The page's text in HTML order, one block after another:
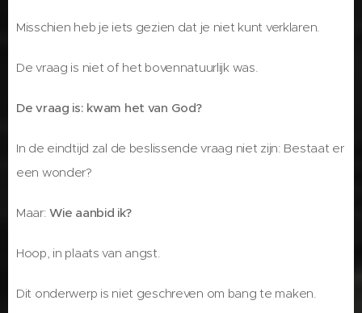
Misschien heb je iets gezien dat je niet kunt verklaren.
De vraag is niet of het bovennatuurlijk was.
De vraag is: kwam het van God?
In de eindtijd zal de beslissende vraag niet zijn: Bestaat er
een wonder?
Maar:Wie aanbid ik?
Hoop, in plaats van angst.
Dit onderwerp is niet geschreven om bang te maken.